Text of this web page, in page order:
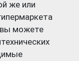
же или
можете